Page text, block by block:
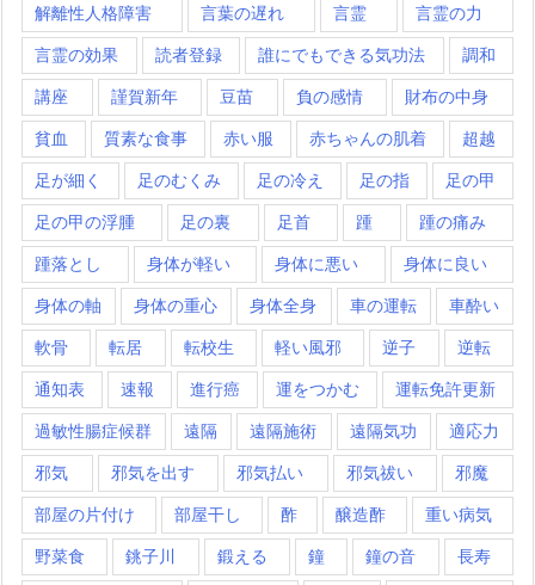
解離性人格障害 言葉の遅れ 言霊 言霊の力
言霊の効果 読者登録 誰にでもできる気功法 調和
講座 謹賀新年 豆苗 負の感情 財布の中身
貧血 質素な食事 赤い服 赤ちゃんの肌着 超越
足が細く 足のむくみ 足の冷え 足の指 足の甲
足の甲の浮腫 足の裏 足首 踵 踵の痛み
踵落とし 身体が軽い 身体に悪い 身体に良い
身体の軸 身体の重心 身体全身 車の運転 車酔い
軟骨 転居 転校生 軽い風邪 逆子 逆転
通知表 速報 進行癌 運をつかむ 運転免許更新
過敏性腸症候群 遠隔 遠隔施術 遠隔気功 適応力
邪気 邪気を出す 邪気払い 邪気祓い 邪魔
部屋の片付け 部屋干し 酢 醸造酢 重い病気
野菜食 銚子川 鍛える 鐘 鐘の音 長寿